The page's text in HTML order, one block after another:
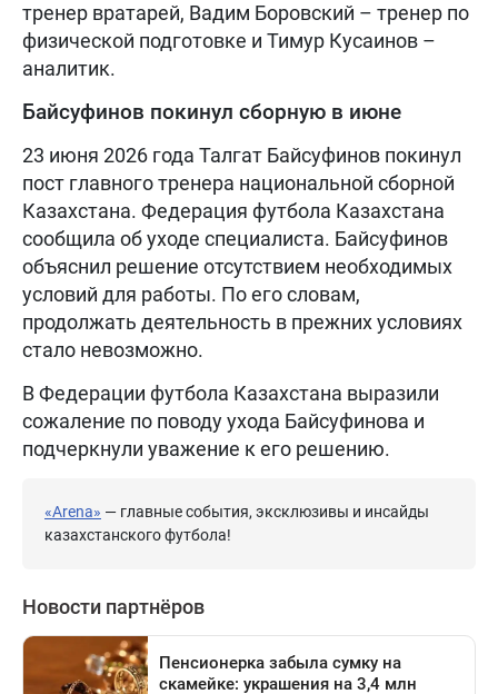
тренер вратарей, Вадим Боровский – тренер по
физической подготовке и Тимур Кусаинов –
аналитик.
Байсуфинов покинул сборную в июне
23 июня 2026 года Талгат Байсуфинов покинул
пост главного тренера национальной сборной
Казахстана. Федерация футбола Казахстана
сообщила об уходе специалиста. Байсуфинов
объяснил решение отсутствием необходимых
условий для работы. По его словам,
продолжать деятельность в прежних условиях
стало невозможно.
В Федерации футбола Казахстана выразили
сожаление по поводу ухода Байсуфинова и
подчеркнули уважение к его решению.
«Arena» — главные события, эксклюзивы и инсайды
казахстанского футбола!